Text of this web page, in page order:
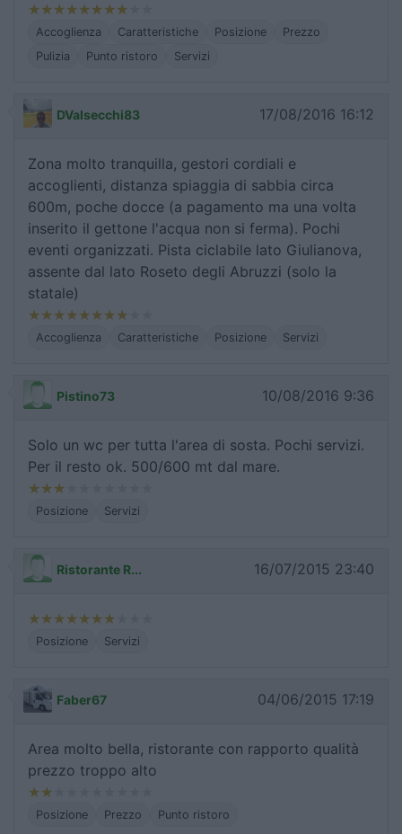
Accoglienza Caratteristiche Posizione
Prezzo
Pulizia
Punto ristoro Servizi
DValsecchi83 17/08/2016 16:12
Zona molto tranquilla, gestori cordiali e
accoglienti, distanza spiaggia di sabbia circa
600m, poche docce (a pagamento ma una volta
inserito il gettone l'acqua non si ferma). Pochi
eventi organizzati. Pista ciclabile lato Giulianova,
assente dal lato Roseto degli Abruzzi (solo la
statale)
Accoglienza Caratteristiche Posizione Servizi
Pistino73 10/08/2016 9:36
Solo un wc per tutta l'area di sosta. Pochi servizi.
Per il resto ok. 500/600 mt dal mare.
Posizione Servizi
Ristorante R... 16/07/2015 23:40
Posizione Servizi
Faber67 04/06/2015 17:19
Area molto bella, ristorante con rapporto qualità
prezzo troppo alto
Posizione Prezzo Punto ristoro